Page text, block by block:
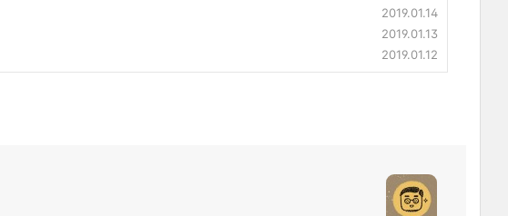
2019.01.14
2019.01.13
2019.01.12